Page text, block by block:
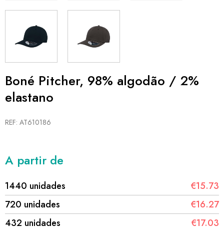
Boné Pitcher, 98% algodão / 2%
elastano
REF: AT610186
A partir de
1440 unidades
€15.73
720 unidades
€16.27
432 unidades
€17.03